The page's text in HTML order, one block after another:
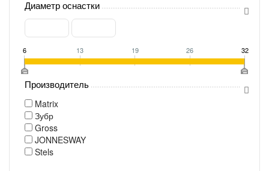
Диаметр оснастки
6 13 19 26 32
Производитель
Matrix
Зубр
Gross
JONNESWAY
Stels